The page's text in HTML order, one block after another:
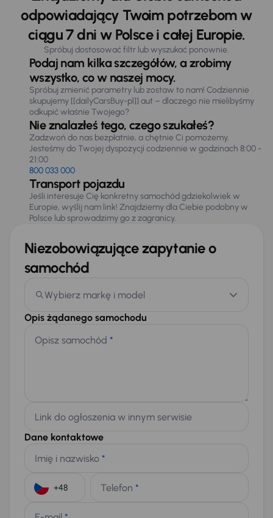
odpowiadający Twoim potrzebom w
ciągu 7 dni w Polsce i całej Europie.
Spróbuj dostosować filtr lub wyszukać ponownie.
Podaj nam kilka szczegółów, a zrobimy
wszystko, co w naszej mocy.
Spróbuj zmienić parametry lub zostaw to nam! Codziennie
skupujemy [[dailyCarsBuy-pl]] aut – dlaczego nie mielibyśmy
odkupić właśnie Twojego?
Nie znalazłeś tego, czego szukałeś?
Zadzwoń do nas bezpłatnie, a chętnie Ci pomożemy.
Jesteśmy do Twojej dyspozycji codziennie w godzinach 8:00 -
21:00
800 033 000
Transport pojazdu
Jeśli interesuje Cię konkretny samochód gdziekolwiek w
Europie, wyślij nam link! Znajdziemy dla Ciebie podobny w
Polsce lub sprowadzimy go z zagranicy.
Niezobowiązujące zapytanie o
samochód
Wybierz markę i model
Opis żądanego samochodu
Opisz samochód *
Link do ogłoszenia w innym serwisie
Dane kontaktowe
Imię i nazwisko *
Telefon *